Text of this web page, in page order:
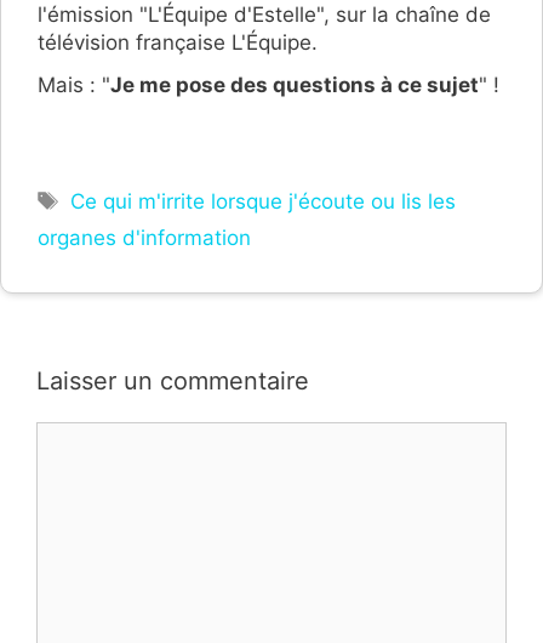
l'émission "L'Équipe d'Estelle", sur la chaîne de
télévision française L'Équipe.
Mais : "Je me pose des questions à ce sujet" !
Étiquettes
Ce qui m'irrite lorsque j'écoute ou lis les
organes d'information
Laisser un commentaire